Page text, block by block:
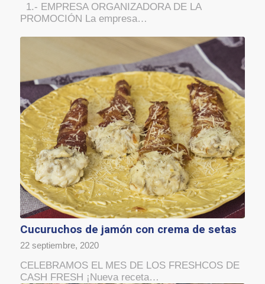
1.- EMPRESA ORGANIZADORA DE LA
PROMOCIÓN La empresa…
Cucuruchos de jamón con crema de setas
22 septiembre, 2020
CELEBRAMOS EL MES DE LOS FRESHCOS DE
CASH FRESH ¡Nueva receta…